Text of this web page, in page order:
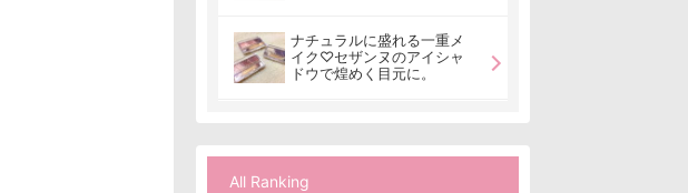
ナチュラルに盛れる一重メ
イク♡セザンヌのアイシャ
ドウで煌めく目元に。
All Ranking